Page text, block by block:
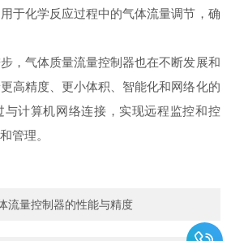
于化学反应过程中的气体流量调节，确
气体质量流量控制器也在不断发展和
高精度、更小体积、智能化和网络化的
与计算机网络连接，实现远程监控和控
管理。
流量控制器的性能与精度